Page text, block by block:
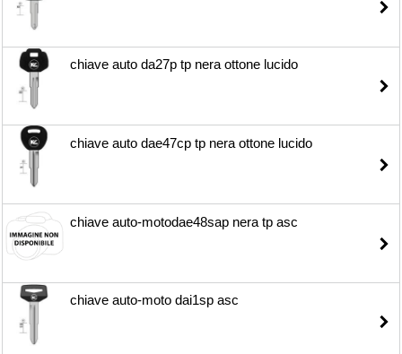
chiave auto da27p tp nera ottone lucido
chiave auto dae47cp tp nera ottone lucido
chiave auto-motodae48sap nera tp asc
chiave auto-moto dai1sp asc